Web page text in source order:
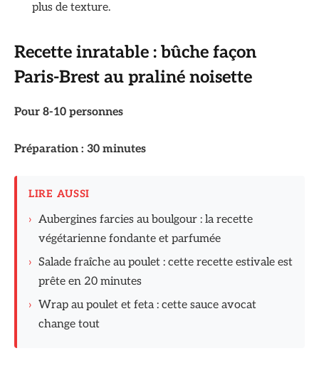
plus de texture.
Recette inratable : bûche façon
Paris-Brest au praliné noisette
Pour 8-10 personnes
Préparation : 30 minutes
LIRE AUSSI
› Aubergines farcies au boulgour : la recette
végétarienne fondante et parfumée
› Salade fraîche au poulet : cette recette estivale est
prête en 20 minutes
› Wrap au poulet et feta : cette sauce avocat
change tout